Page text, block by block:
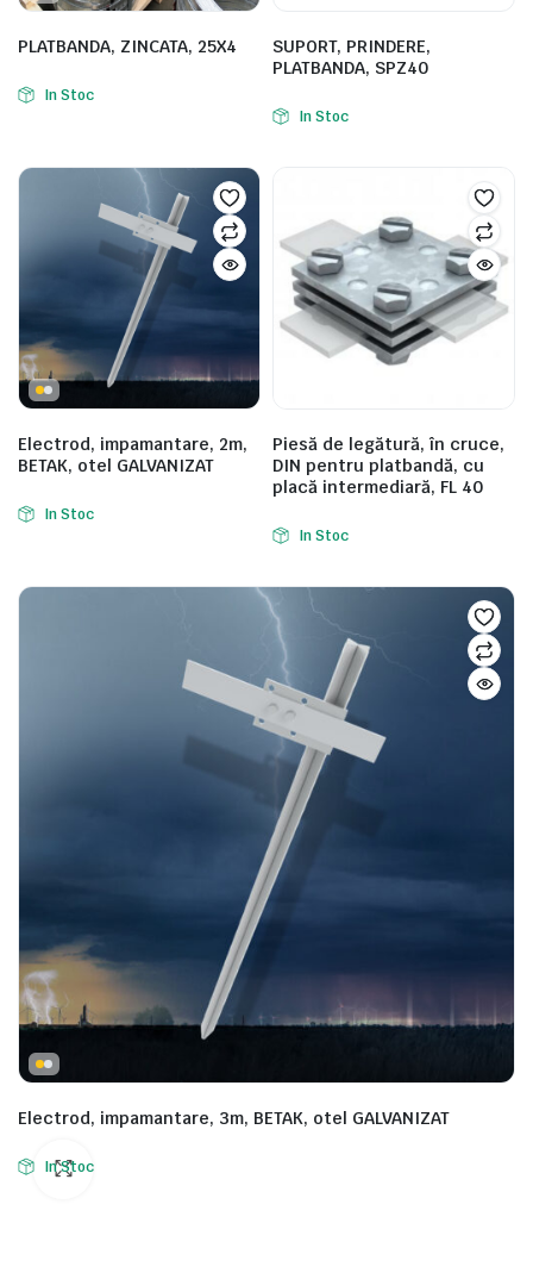
PLATBANDA, ZINCATA, 25X4
In Stoc
SUPORT, PRINDERE,
PLATBANDA, SPZ40
In Stoc
Electrod, impamantare, 2m,
BETAK, otel GALVANIZAT
In Stoc
Piesă de legătură, în cruce,
DIN pentru platbandă, cu
placă intermediară, FL 40
In Stoc
Electrod, impamantare, 3m, BETAK, otel GALVANIZAT
In Stoc